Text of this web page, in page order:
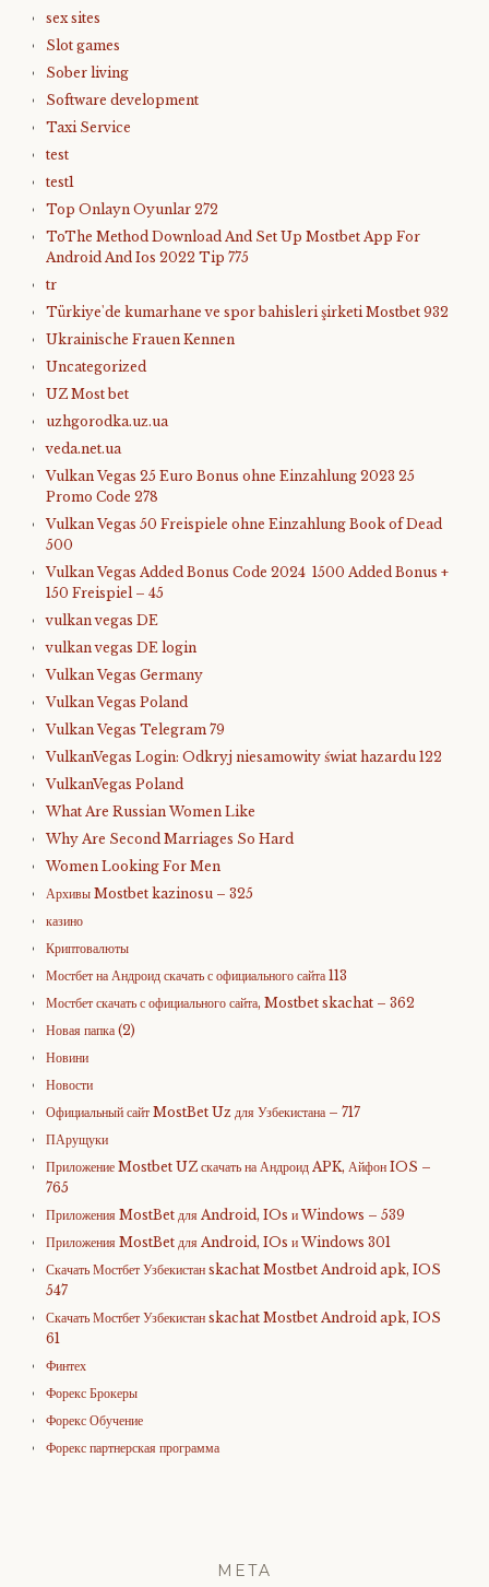
sex sites
Slot games
Sober living
Software development
Taxi Service
test
test1
Top Onlayn Oyunlar 272
ToThe Method Download And Set Up Mostbet App For
Android And Ios 2022 Tip 775
tr
Türkiye'de kumarhane ve spor bahisleri şirketi Mostbet 932
Ukrainische Frauen Kennen
Uncategorized
UZ Most bet
uzhgorodka.uz.ua
veda.net.ua
Vulkan Vegas 25 Euro Bonus ohne Einzahlung 2023 25
Promo Code 278
Vulkan Vegas 50 Freispiele ohne Einzahlung Book of Dead
500
Vulkan Vegas Added Bonus Code 2024 ️ 1500 Added Bonus +
150 Freispiel – 45
vulkan vegas DE
vulkan vegas DE login
Vulkan Vegas Germany
Vulkan Vegas Poland
Vulkan Vegas Telegram 79
VulkanVegas Login: Odkryj niesamowity świat hazardu 122
VulkanVegas Poland
What Are Russian Women Like
Why Are Second Marriages So Hard
Women Looking For Men
Архивы Mostbet kazinosu – 325
казино
Криптовалюты
Мостбет на Андроид скачать с официального сайта 113
Мостбет скачать с официального сайта, Mostbet skachat – 362
Новая папка (2)
Новини
Новости
Официальный сайт MostBet Uz для Узбекистана – 717
ПАрущуки
Приложение Mostbet UZ скачать на Андроид APK, Айфон IOS –
765
Приложения MostBet для Android, IOs и Windows – 539
Приложения MostBet для Android, IOs и Windows 301
Скачать Мостбет Узбекистан skachat Mostbet Android apk, IOS
547
Скачать Мостбет Узбекистан skachat Mostbet Android apk, IOS
61
Финтех
Форекс Брокеры
Форекс Обучение
Форекс партнерская программа
META